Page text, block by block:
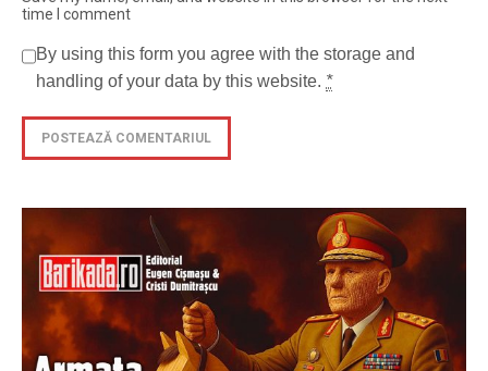
time I comment
By using this form you agree with the storage and
handling of your data by this website. *